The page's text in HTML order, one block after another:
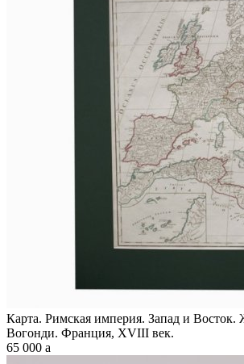
Карта. Римская империя. Запад и Восток.
Вогонди. Франция, XVIII век.
65 000 a